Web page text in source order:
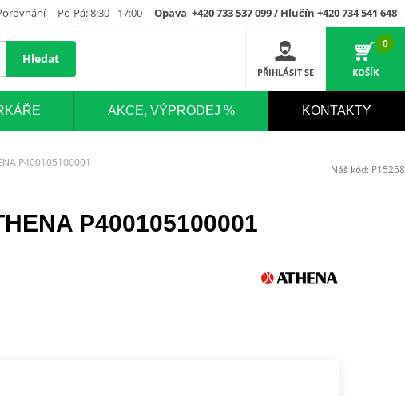
Po-Pá: 8:30 - 17:00 Opava +420 733 537 099 / Hlučín +420 734 541 648
Hledat
PŘIHLÁSIT SE
0
KOŠÍK
AKCE, VÝPRODEJ % KONTAKTY
P400105100001
P400105100001
Náš kód: P15258